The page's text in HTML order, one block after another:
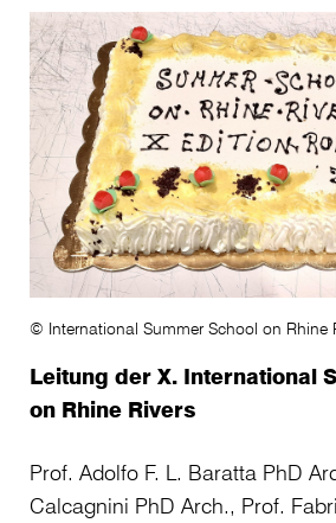
© International Summer School on Rhine
Leitung der X. International
on Rhine Rivers
Prof. Adolfo F. L. Baratta PhD
Calcagnini PhD Arch., Prof.